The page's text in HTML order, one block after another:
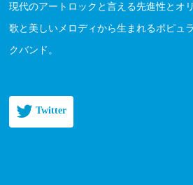
現代のアートロックと言える先進性とオ
歌と美しいメロディから生まれるポピュ
クバンド。
Twitter